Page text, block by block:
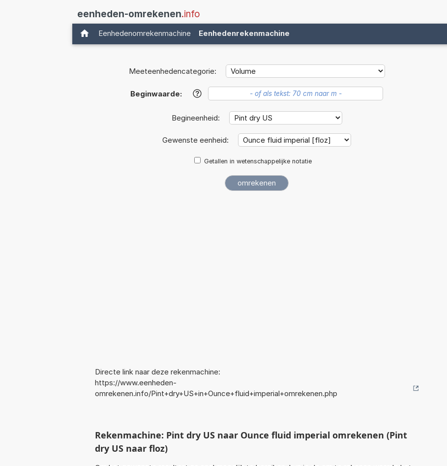
eenheden-omrekenen.info
Eenhedenomrekenmachine Eenhedenrekenmachine
Meeteenhedencategorie:
Beginwaarde: ?
Begineenheid:
Gewenste eenheid:
Getallen in wetenschappelijke notatie
Directe link naar deze rekenmachine:
https://www.eenheden-
omrekenen.info/Pint+dry+US+in+Ounce+fluid+imperial+omrekenen.php
Rekenmachine: Pint dry US naar Ounce fluid imperial omrekenen (Pint
dry US naar floz)